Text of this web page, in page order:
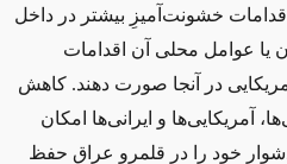
خشونت‌آمیزِ بیشتر در داخل
یا عوامل محلی آن اقدامات
در آنجا صورت دهند. کاهش
آمریکایی‌ها و ایرانی‌ها امکان
خود را در قلمرو عراق حفظ